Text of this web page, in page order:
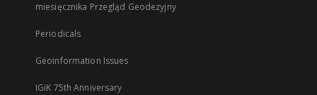
miesięcznika Przegląd Geodezyjny
Periodicals
Geoinformation Issues
IGiK 75th Anniversary